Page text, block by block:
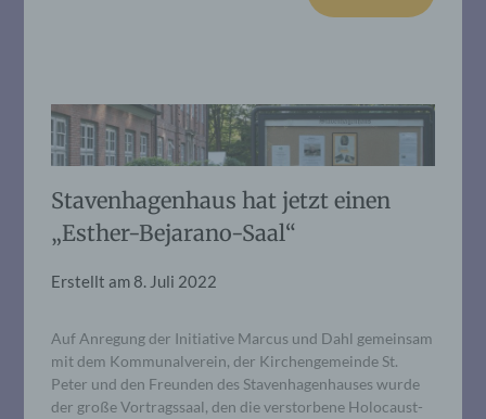
Stavenhagenhaus hat jetzt einen
„Esther-Bejarano-Saal“
Erstellt am8. Juli 2022
Auf Anregung der Initiative Marcus und Dahl gemeinsam
mit dem Kommunalverein, der Kirchengemeinde St.
Peter und den Freunden des Stavenhagenhauses wurde
der große Vortragssaal, den die verstorbene Holocaust-